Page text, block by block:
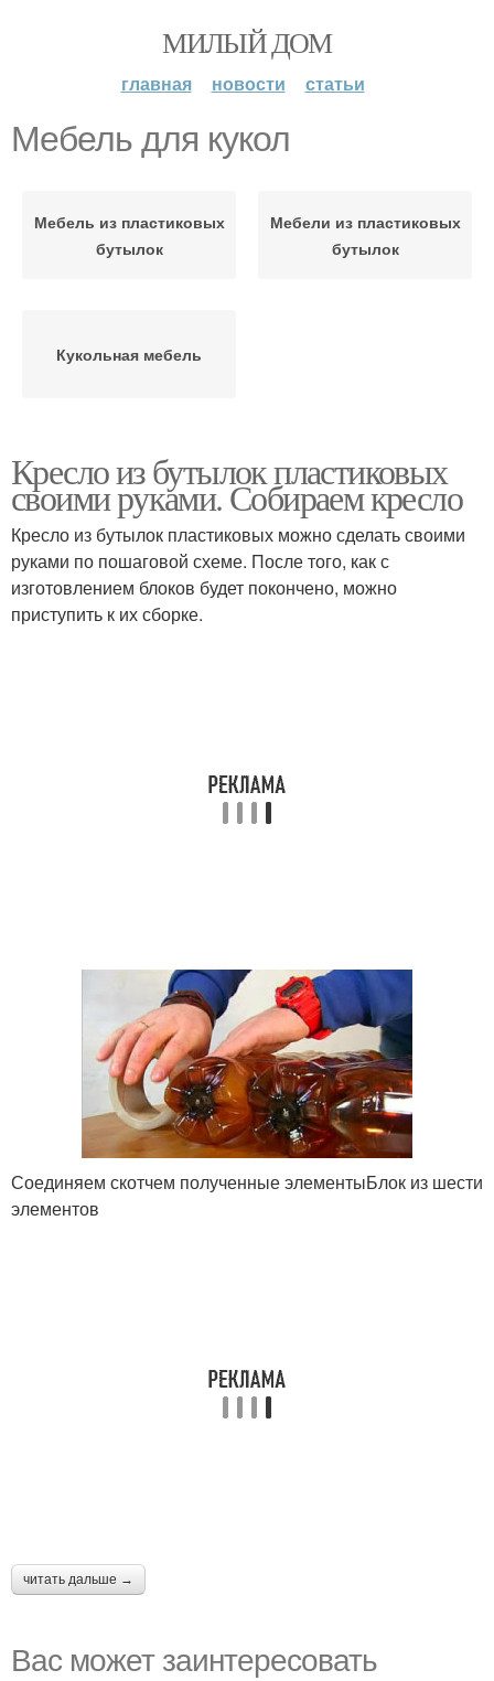
МИЛЫЙ ДОМ
главная новости статьи
Мебель для кукол
Мебель из пластиковых
бутылок
Мебели из пластиковых
бутылок
Кукольная мебель
Кресло из бутылок пластиковых
своими руками. Собираем кресло
Кресло из бутылок пластиковых можно сделать своими
руками по пошаговой схеме. После того, как с
изготовлением блоков будет покончено, можно
приступить к их сборке.
Соединяем скотчем полученные элементыБлок из шести
элементов
читать дальше →
Вас может заинтересовать